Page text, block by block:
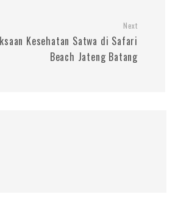
Next
Kesehatan Satwa di Safari
Beach Jateng Batang